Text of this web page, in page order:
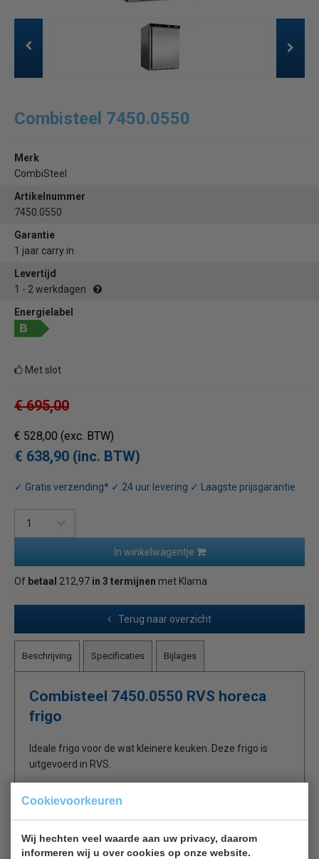
Cookievoorkeuren
Wij hechten veel waarde aan uw privacy, daarom
informeren wij u over cookies op onze website.
Combisteel 7450.0550
Merk
CombiSteel
Artikelnummer
7450.0550
Garantie
1 jaar carry in
Levertijd
1 - 2 werkdagen
Energielabel
Met slot
€ 695,00
€ 528,00 (exc. BTW)
€ 638,90 (inc. BTW)
✓ Gratis verzending* ✓ 24 uur levering ✓ Laagste prijsgarantie
In winkelwagentje
Of betaal 212,97 in 3 termijnen met Klarna
Terug naar overzicht
Beschrijving Specificaties Bijlages
Combisteel 7450.0550 RVS horeca
frigo
Ideale frigo voor de wat kleinere keuken. Deze frigo is
uitgevoerd in RVS.
Kasten voorzien van een digitaal temperatuur
ventilator.
Een omkeerbare geïsoleerde deur met slot,